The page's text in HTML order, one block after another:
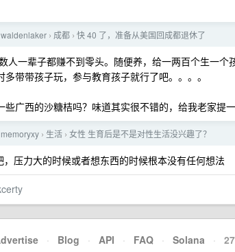
waldenlaker › 成都 › 快 40 了，准备从美国回成都退休了
人一辈子都赚不到零头。随便养，给一两百个生一
带带孩子玩，参与教育孩子就行了吧。。。。
些广西的沙糖桔吗？味道其实很不错的，给我老家提
memoryxy › 生活 › 女性 生育后是不是对性生活没兴趣了？
，压力大的时候或者想东西的时候根本没有任何想法
· Blog · API · FAQ · Solana ·